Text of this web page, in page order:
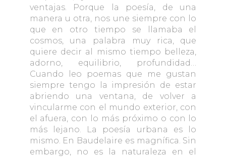
ventajas. Porque la poesía, de una
manera u otra, nos une siempre con lo
que en otro tiempo se llamaba el
cosmos, una palabra muy rica, que
quiere decir al mismo tiempo belleza,
adorno, equilibrio, profundidad…
Cuando leo poemas que me gustan
siempre tengo la impresión de estar
abriendo una ventana, de volver a
vincularme con el mundo exterior, con
el afuera, con lo más próximo o con lo
más lejano. La poesía urbana es lo
mismo. En Baudelaire es magnífica. Sin
embargo, no es la naturaleza en el